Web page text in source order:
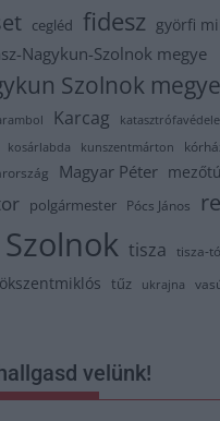
cegléd fidesz györfi
Nagykun-Szolnok megye
Szolnok megye
Karcag
kosárlabda kunszentmárton
Magyar Péter
polgármester Pócs János
Szolnok tisza tisza-tó
tűz ukrajna
velünk!